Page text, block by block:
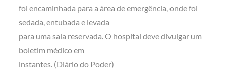
foi encaminhada para a área de emergência, onde foi
sedada, entubada e levada
para uma sala reservada. O hospital deve divulgar um
boletim médico em
instantes. (Diário do Poder)